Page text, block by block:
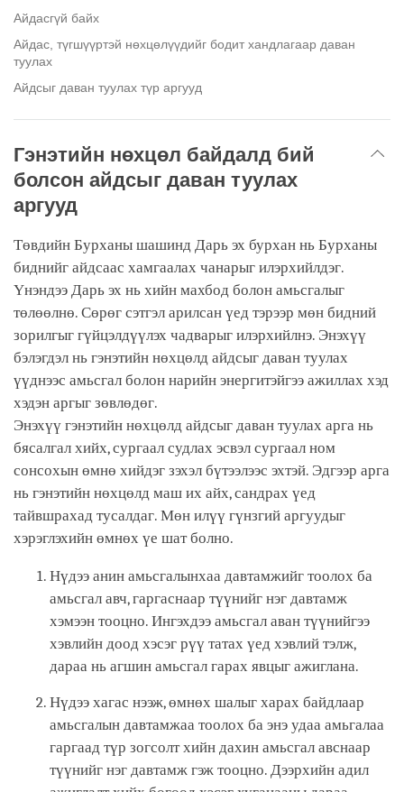
Айдасгүй байх
Айдас, түгшүүртэй нөхцөлүүдийг бодит хандлагаар даван
туулах
Айдсыг даван туулах түр аргууд
Гэнэтийн нөхцөл байдалд бий
болсон айдсыг даван туулах
аргууд
Төвдийн Бурханы шашинд Дарь эх бурхан нь Бурханы
биднийг айдсаас хамгаалах чанарыг илэрхийлдэг.
Үнэндээ Дарь эх нь хийн махбод болон амьсгалыг
төлөөлнө. Сөрөг сэтгэл арилсан үед тэрээр мөн бидний
зорилгыг гүйцэлдүүлэх чадварыг илэрхийлнэ. Энэхүү
бэлэгдэл нь гэнэтийн нөхцөлд айдсыг даван туулах
үүднээс амьсгал болон нарийн энергитэйгээ ажиллах хэд
хэдэн аргыг зөвлөдөг.
Энэхүү гэнэтийн нөхцөлд айдсыг даван туулах арга нь
бясалгал хийх, сургаал судлах эсвэл сургаал ном
сонсохын өмнө хийдэг зэхэл бүтээлээс эхтэй. Эдгээр арга
нь гэнэтийн нөхцөлд маш их айх, сандрах үед
тайвшрахад тусалдаг. Мөн илүү гүнзгий аргуудыг
хэрэглэхийн өмнөх үе шат болно.
Нүдээ анин амьсгалынхаа давтамжийг тоолох ба
амьсгал авч, гаргаснаар түүнийг нэг давтамж
хэмээн тооцно. Ингэхдээ амьсгал аван түүнийгээ
хэвлийн доод хэсэг рүү татах үед хэвлий тэлж,
дараа нь агшин амьсгал гарах явцыг ажиглана.
Нүдээ хагас нээж, өмнөх шалыг харах байдлаар
амьсгалын давтамжаа тоолох ба энэ удаа амьгалаа
гаргаад түр зогсолт хийн дахин амьсгал авснаар
түүнийг нэг давтамж гэж тооцно. Дээрхийн адил